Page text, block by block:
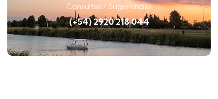
Consultas / Sugerencias
(+54) 2920 218 044